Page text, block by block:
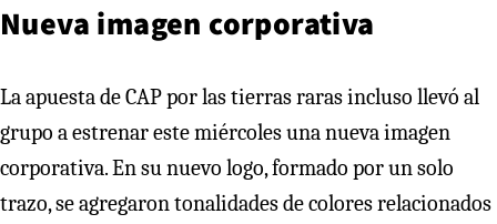
Nueva imagen corporativa
La apuesta de CAP por las tierras raras incluso llevó al
grupo a estrenar este miércoles una nueva imagen
corporativa. En su nuevo logo, formado por un solo
trazo, se agregaron tonalidades de colores relacionados